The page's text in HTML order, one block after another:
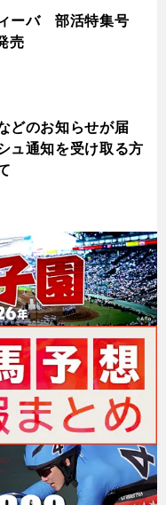
ーバ 部活特集号
売
どのお知らせが届
ュ通知を受け取る方